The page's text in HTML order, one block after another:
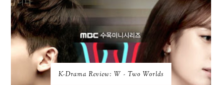
K-Drama Review: W - Two Worlds